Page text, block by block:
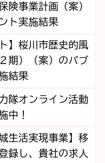
険事業計画（案）
ト実施結果
】桜川市歴史的風
期）（案）のパブ
結果
隊オンライン活動
中！
生活実現事業】移
録し、貴社の求人